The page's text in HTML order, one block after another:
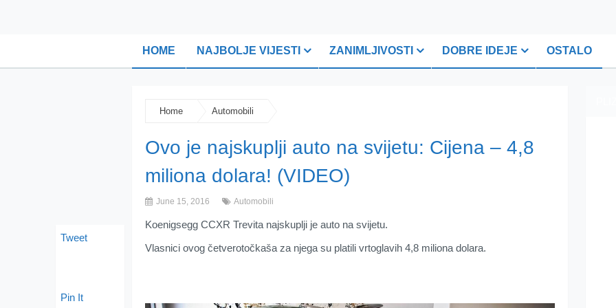
HOME NAJBOLJE VIJESTI ZANIMLJIVOSTI DOBRE IDEJE OSTALO
Home Automobili
Ovo je najskuplji auto na svijetu: Cijena – 4,8
miliona dolara! (VIDEO)
June 15, 2016 Automobili
Koenigsegg CCXR Trevita najskuplji je auto na svijetu.
Vlasnici ovog četverotočkaša za njega su platili vrtoglavih 4,8 miliona dolara.
Tweet
Pin It